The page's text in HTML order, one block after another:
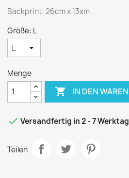
Backprint: 26cm x 13xm
Größe: L
Menge
 IN DEN
 Versandfertig in 2 - 7
Teilen